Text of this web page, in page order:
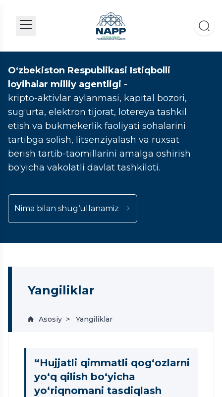
O‘zbekiston Respublikasi Istiqbolli
loyihalar milliy agentligi -
kripto-aktivlar aylanmasi, kapital bozori,
sug‘urta, elektron tijorat, lotereya tashkil
etish va bukmekerlik faoliyati sohalarini
tartibga solish, litsenziyalash va ruxsat
berish tartib-taomillarini amalga oshirish
bo‘yicha vakolatli davlat tashkiloti.
Nima bilan shug‘ullanamiz
Yangiliklar
Asosiy Yangiliklar
“Hujjatli qimmatli qog‘ozlarni
yo‘q qilish bo‘yicha
yo‘riqnomani tasdiqlash